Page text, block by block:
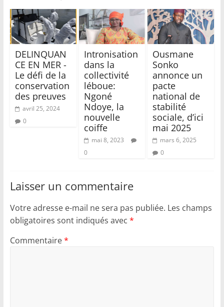
DELINQUAN
CE EN MER -
Le défi de la
conservation
des preuves
avril 25, 2024
0
Intronisation
dans la
collectivité
léboue:
Ngoné
Ndoye, la
nouvelle
coiffe
mai 8, 2023
0
Ousmane
Sonko
annonce un
pacte
national de
stabilité
sociale, d’ici
mai 2025
mars 6, 2025
0
Laisser un commentaire
Votre adresse e-mail ne sera pas publiée. Les champs
obligatoires sont indiqués avec *
Commentaire*